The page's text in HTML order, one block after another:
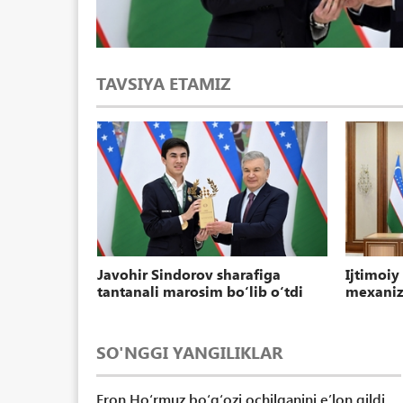
TAVSIYA ETAMIZ
Javohir Sindorov sharafiga
tantanali marosim boʻlib oʻtdi
Ijtimoiy
SO'NGGI YANGILIKLAR
Eron Hoʻrmuz boʻgʻozi ochilganini eʼlon qildi